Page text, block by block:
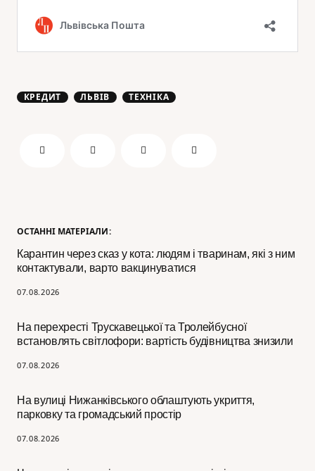
ОСТАННІ МАТЕРІАЛИ:
Карантин через сказ у кота: людям і тваринам, які з ним
контактували, варто вакцинуватися
07.08.2026
На перехресті Трускавецької та Тролейбусної
встановлять світлофори: вартість будівництва знизили
07.08.2026
На вулиці Нижанківського облаштують укриття,
парковку та громадський простір
07.08.2026
КРЕДИТ ЛЬВІВ ТЕХНІКА